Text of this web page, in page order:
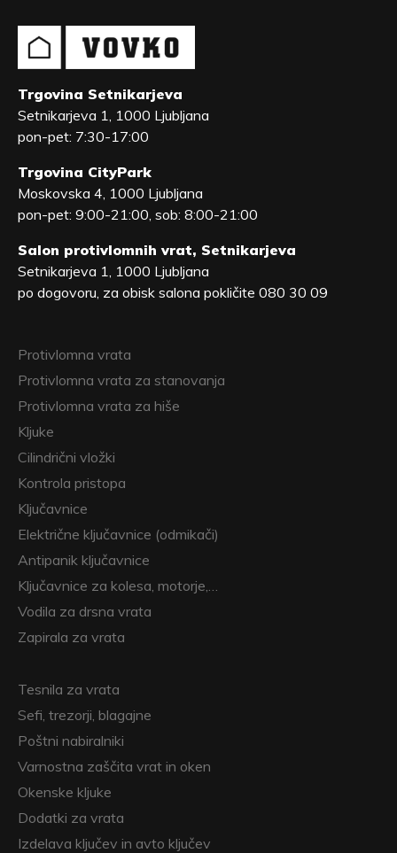
Trgovina Setnikarjeva
Setnikarjeva 1, 1000 Ljubljana
pon-pet: 7:30-17:00
Trgovina CityPark
Moskovska 4, 1000 Ljubljana
pon-pet: 9:00-21:00, sob: 8:00-21:00
Salon protivlomnih vrat, Setnikarjeva
Setnikarjeva 1, 1000 Ljubljana
po dogovoru, za obisk salona pokličite 080 30 09
Protivlomna vrata
Protivlomna vrata za stanovanja
Protivlomna vrata za hiše
Kljuke
Cilindrični vložki
Kontrola pristopa
Ključavnice
Električne ključavnice (odmikači)
Antipanik ključavnice
Ključavnice za kolesa, motorje,…
Vodila za drsna vrata
Zapirala za vrata
Tesnila za vrata
Sefi, trezorji, blagajne
Poštni nabiralniki
Varnostna zaščita vrat in oken
Okenske kljuke
Dodatki za vrata
Izdelava ključev in avto ključev